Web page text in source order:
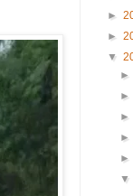
►
►
▼
►